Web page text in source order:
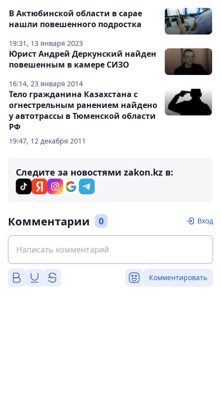
19:31, 13 января 2023
В Актюбинской области в сарае
нашли повешенного подростка
16:14, 23 января 2014
Юрист Андрей Деркунский найден
повешенным в камере СИЗО
19:47, 12 декабря 2011
Тело гражданина Казахстана с
огнестрельным ранением найдено
у автотрассы в Тюменской области
РФ
Следите за новостями zakon.kz в:
Комментарии 0 Вход
Комментировать